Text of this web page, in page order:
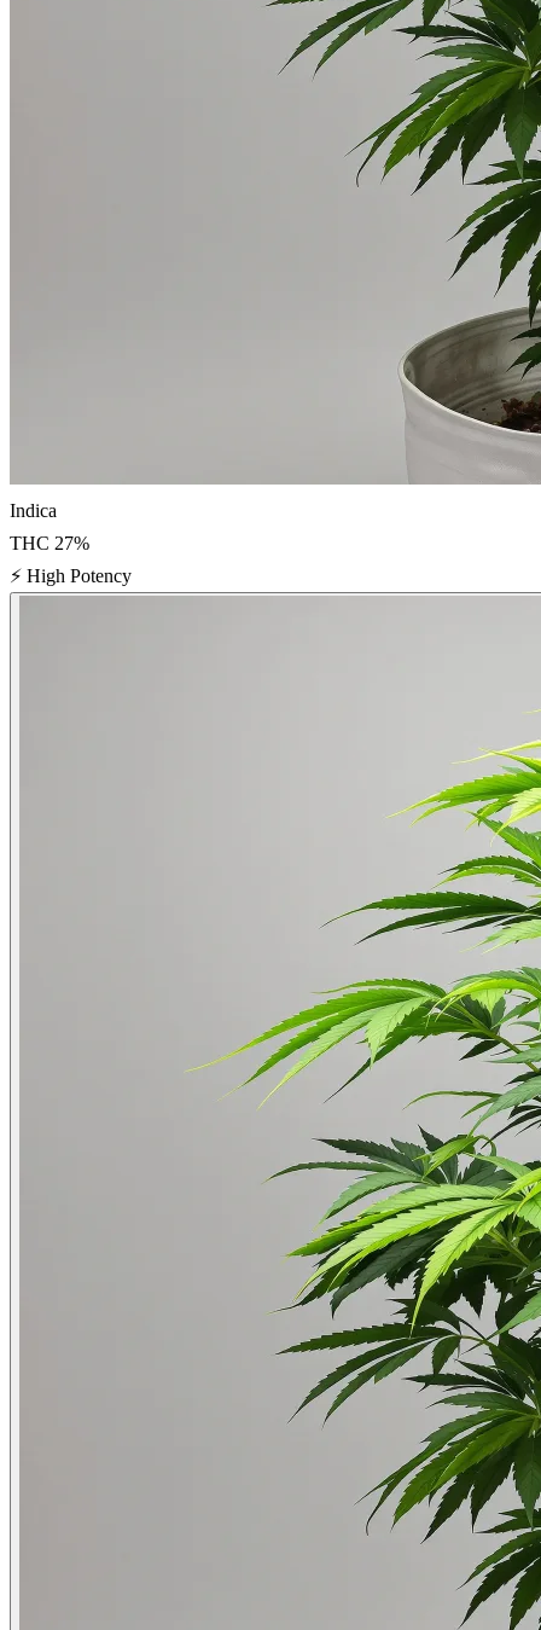
Indica
THC 27%
⚡ High Potency